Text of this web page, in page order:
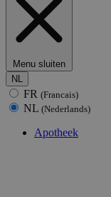
Menu sluiten
NL
FR (Francais)
NL (Nederlands)
Apotheek